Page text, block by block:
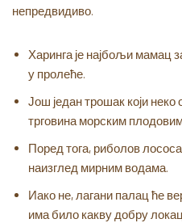
непредвидиво.
Харинга је најбољи мамац
у пролеће.
Још један трошак који неко
трговина морским
Поред тога, риболов
наизглед мирним водама.
Иако не, лагани палац ће
има било какву добру